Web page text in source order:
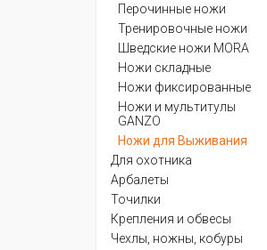
Перочинные ножи
Тренировочные ножи
Шведские ножи MORA
Ножи складные
Ножи фиксированные
Ножи и мультитулы
GANZO
Ножи для Выживания
Для охотника
Арбалеты
Точилки
Крепления и обвесы
Чехлы, ножны, кобуры